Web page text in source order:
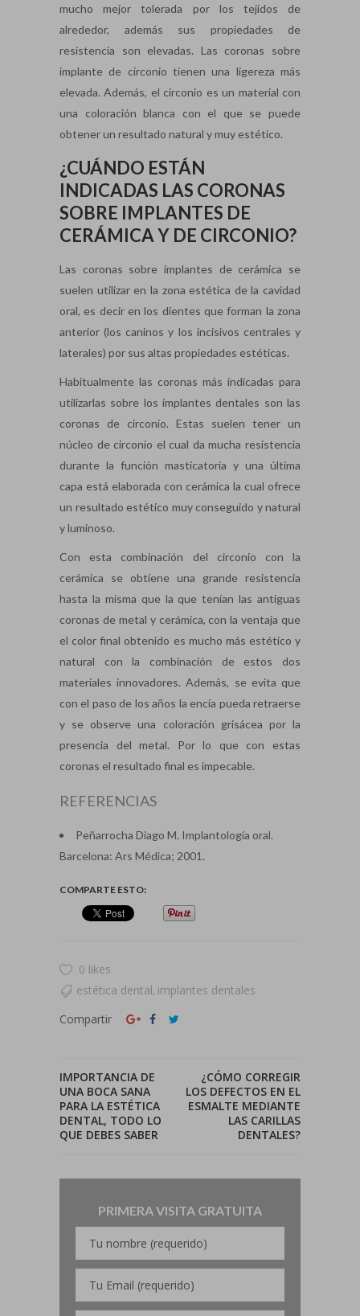
mucho mejor tolerada por los tejidos de
alrededor, además sus propiedades de
resistencia son elevadas. Las coronas sobre
implante de circonio tienen una ligereza más
elevada. Además, el circonio es un material con
una coloración blanca con el que se puede
obtener un resultado natural y muy estético.
¿CUÁNDO ESTÁN
INDICADAS LAS CORONAS
SOBRE IMPLANTES DE
CERÁMICA Y DE CIRCONIO?
Las coronas sobre implantes de cerámica se
suelen utilizar en la zona estética de la cavidad
oral, es decir en los dientes que forman la zona
anterior (los caninos y los incisivos centrales y
laterales) por sus altas propiedades estéticas.
Habitualmente las coronas más indicadas para
utilizarlas sobre los implantes dentales son las
coronas de circonio. Estas suelen tener un
núcleo de circonio el cual da mucha resistencia
durante la función masticatoria y una última
capa está elaborada con cerámica la cual ofrece
un resultado estético muy conseguido y natural
y luminoso.
Con esta combinación del circonio con la
cerámica se obtiene una grande resistencia
hasta la misma que la que tenían las antiguas
coronas de metal y cerámica, con la ventaja que
el color final obtenido es mucho más estético y
natural con la combinación de estos dos
materiales innovadores. Además, se evita que
con el paso de los años la encía pueda retraerse
y se observe una coloración grisácea por la
presencia del metal. Por lo que con estas
coronas el resultado final es impecable.
REFERENCIAS
Peñarrocha Diago M. Implantología oral.
Barcelona: Ars Médica; 2001.
COMPARTE ESTO:
0 likes
estética dental, implantes dentales
Compartir
IMPORTANCIA DE
UNA BOCA SANA
PARA LA ESTÉTICA
DENTAL, TODO LO
QUE DEBES SABER
¿CÓMO CORREGIR
LOS DEFECTOS EN EL
ESMALTE MEDIANTE
LAS CARILLAS
DENTALES?
PRIMERA VISITA GRATUITA